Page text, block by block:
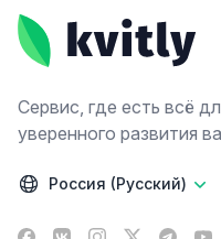
Сервис, где есть всё
уверенного развития
Россия (Русский)